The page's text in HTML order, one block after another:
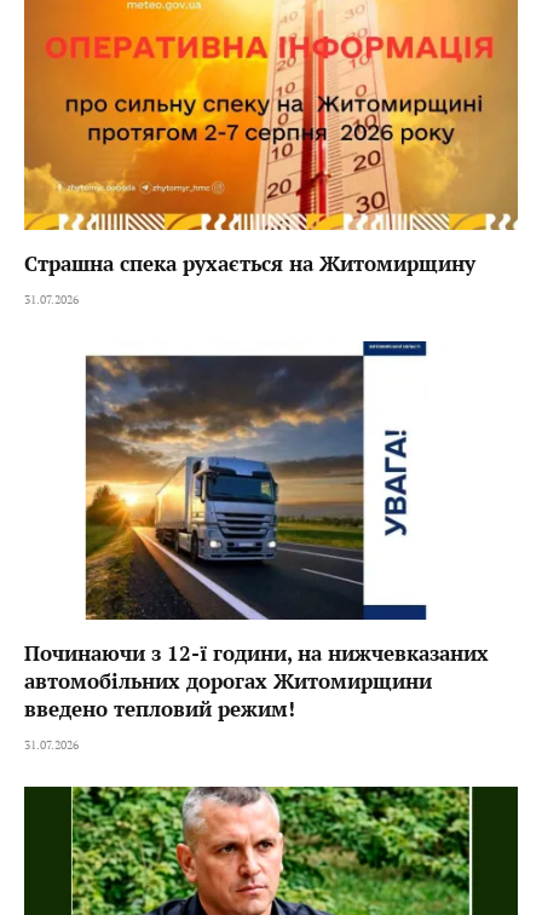
Страшна спека рухається на Житомирщину
31.07.2026
Починаючи з 12-ї години, на нижчевказаних
автомобільних дорогах Житомирщини
введено тепловий режим!
31.07.2026